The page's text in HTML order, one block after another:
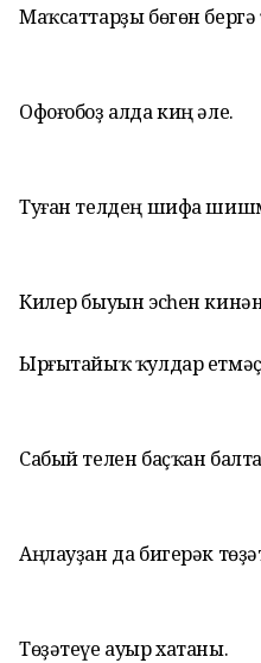
Маҡсаттарҙы бөгөн
Офоғобоҙ алда киң әле.
Туған телдең шифа
Килер быуын эсһен
Ырғытайыҡ ҡулдар етмәҫ
Сабый телен баҫҡан
Аңлауҙан да бигерәк
Төҙәтеүе ауыр хатаны.